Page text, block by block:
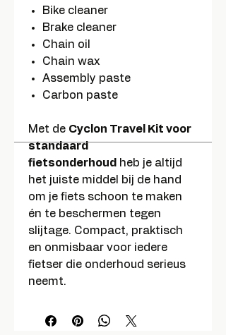
Bike cleaner
Brake cleaner
Chain oil
Chain wax
Assembly paste
Carbon paste
Met de Cyclon Travel Kit voor
standaard
fietsonderhoud heb je altijd
het juiste middel bij de hand
om je fiets schoon te maken
én te beschermen tegen
slijtage. Compact, praktisch
en onmisbaar voor iedere
fietser die onderhoud serieus
neemt.